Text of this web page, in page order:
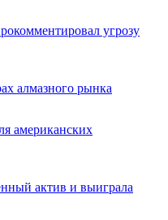
угрозу
алмазного рынка
американских
актив и выиграла